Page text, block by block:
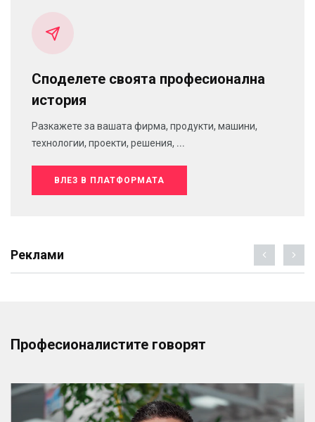
Споделете своята професионална
история
Разкажете за вашата фирма, продукти, машини,
технологии, проекти, решения, ...
ВЛЕЗ В ПЛАТФОРМАТА
Реклами
Професионалистите говорят